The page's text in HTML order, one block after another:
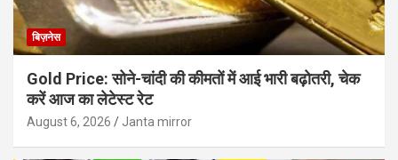
बिज़नेस
Gold Price: सोने-चांदी की कीमतों में आई भारी बढ़ोतरी, चेक
करें आज का लेटेस्ट रेट
August 6, 2026 Janta mirror